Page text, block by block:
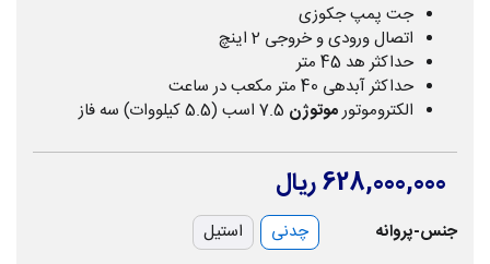
جت پمپ جکوزی
اتصال ورودی و خروجی 2 اینچ
حداکثر هد 45 متر
حداکثر آبدهی 40 متر مکعب در ساعت
الکتروموتورموتوژن
628,000,000 ریال
جنس-پروانه چدنی
استیل